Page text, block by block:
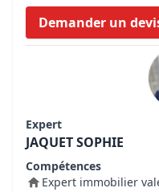
Demander un
Expert
JAQUET SOPHIE
Compétences
Expert immobilier